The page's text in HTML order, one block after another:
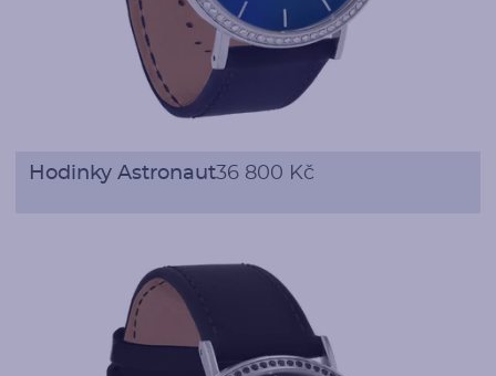
Hodinky Astronaut36 800 Kč